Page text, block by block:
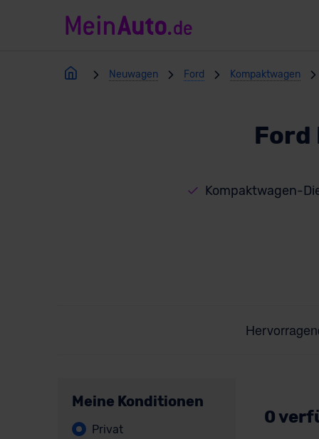
Neuwagen Ford Kompaktwagen
Ford
Kompaktwagen-
Meine Konditionen
Privat
0